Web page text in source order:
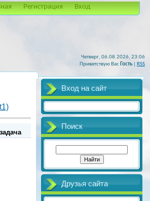
Четверг, 06.08.2026, 23:06
Приветствую Вас Гость RSS
Регистрация Вход
Вход на сайт
Поиск
Друзья сайта